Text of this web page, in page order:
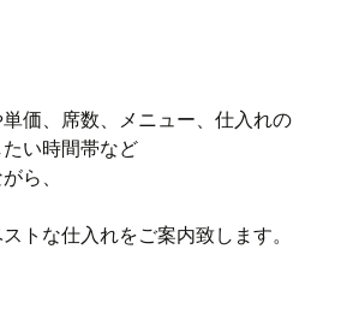
価、席数、メニュー、仕入れの
い時間帯など
ら、
トな仕入れをご案内致します。